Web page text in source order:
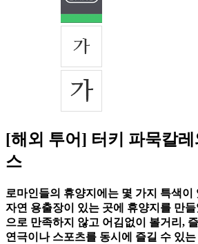
[해외 투어] 터키 파묵칼레
스
로마인들의 휴양지에는 몇 가지 특색이
자연 용출장이 있는 곳에 휴양지를 만
으로 만족하지 않고 어김없이 볼거리,
연극이나 스포츠를 동시에 즐길 수 있